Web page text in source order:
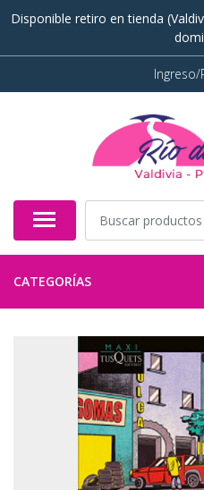
Disponible retiro en tienda
Ingreso/
CATEGORÍAS